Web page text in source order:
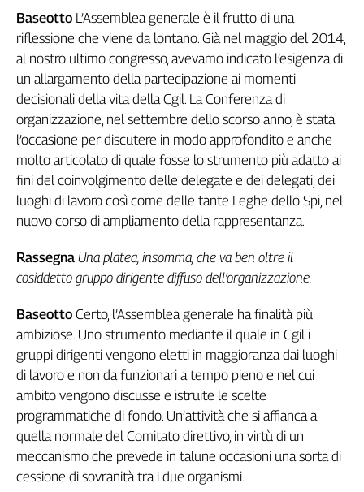
Collettiva
Play
Rubriche
Collettiva
Talk
La
settimana
Collettiva
Girasoli
Il
Sassolino
Economica
Inserti
Idea
Diffusa
Le
trasmissioni
Baseotto L’Assemblea generale è il frutto di una
riflessione che viene da lontano. Già nel maggio del 2014,
al nostro ultimo congresso, avevamo indicato l’esigenza di
un allargamento della partecipazione ai momenti
decisionali della vita della Cgil. La Conferenza di
organizzazione, nel settembre dello scorso anno, è stata
l’occasione per discutere in modo approfondito e anche
molto articolato di quale fosse lo strumento più adatto ai
fini del coinvolgimento delle delegate e dei delegati, dei
luoghi di lavoro così come delle tante Leghe dello Spi, nel
nuovo corso di ampliamento della rappresentanza.
Rassegna Una platea, insomma, che va ben oltre il
cosiddetto gruppo dirigente diffuso dell’organizzazione.
Baseotto Certo, l’Assemblea generale ha finalità più
ambiziose. Uno strumento mediante il quale in Cgil i
gruppi dirigenti vengono eletti in maggioranza dai luoghi
di lavoro e non da funzionari a tempo pieno e nel cui
ambito vengono discusse e istruite le scelte
programmatiche di fondo. Un’attività che si affianca a
quella normale del Comitato direttivo, in virtù di un
meccanismo che prevede in talune occasioni una sorta di
cessione di sovranità tra i due organismi.